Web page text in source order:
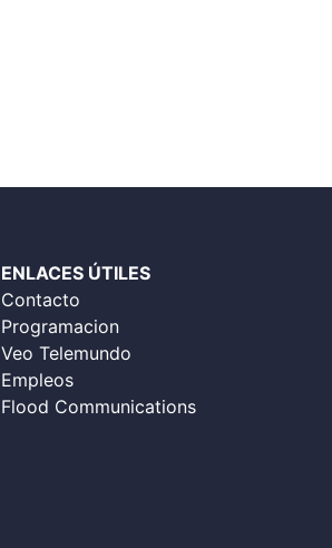
ENLACES ÚTILES
Contacto
Programacion
Veo Telemundo
Empleos
Flood Communications